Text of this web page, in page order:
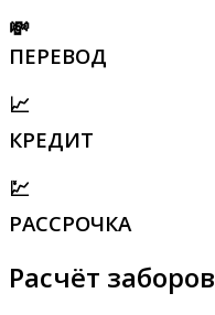
💸
ПЕРЕВОД
📈
КРЕДИТ
💹
РАССРОЧКА
Расчёт заборов